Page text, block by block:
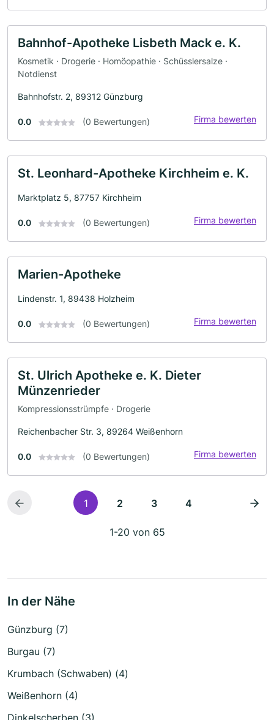
Bahnhof-Apotheke Lisbeth Mack e. K.
Kosmetik · Drogerie · Homöopathie · Schüsslersalze ·
Notdienst
Bahnhofstr. 2, 89312 Günzburg
0.0 (0 Bewertungen) Firma bewerten
St. Leonhard-Apotheke Kirchheim e. K.
Marktplatz 5, 87757 Kirchheim
0.0 (0 Bewertungen) Firma bewerten
Marien-Apotheke
Lindenstr. 1, 89438 Holzheim
0.0 (0 Bewertungen) Firma bewerten
St. Ulrich Apotheke e. K. Dieter
Münzenrieder
Kompressionsstrümpfe · Drogerie
Reichenbacher Str. 3, 89264 Weißenhorn
0.0 (0 Bewertungen) Firma bewerten
1 2 3 4
1-20 von 65
In der Nähe
Günzburg (7)
Burgau (7)
Krumbach (Schwaben) (4)
Weißenhorn (4)
Dinkelscherben (3)